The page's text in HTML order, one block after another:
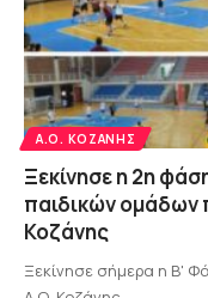
Α.Ο. ΚΟΖΆΝΗΣ
Ξεκίνησε η 2η
παιδικών ομάδων
Κοζάνης
Ξεκίνησε σήμερα η Β'